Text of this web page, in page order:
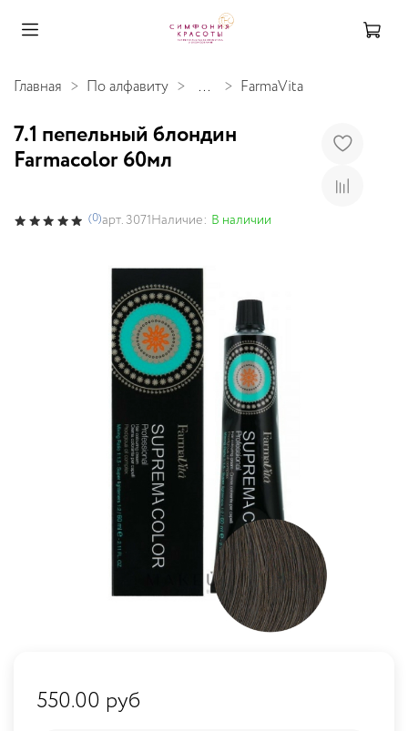
Главная По алфавиту ... FarmaVita
7.1 пепельный блондин
Farmacolor 60мл
(0)арт.3071Наличие: В наличии
550.00 руб